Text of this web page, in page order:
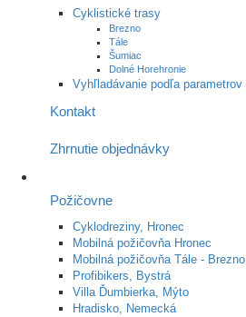
Cyklistické trasy
Brezno
Tále
Šumiac
Dolné Horehronie
Vyhľladávanie podľa parametrov
Kontakt
Zhrnutie objednávky
Požičovne
Cyklodreziny, Hronec
Mobilná požičovňa Hronec
Mobilná požičovňa Tále - Brezno
Profibikers, Bystrá
Villa Ďumbierka, Mýto
Hradisko, Nemecká